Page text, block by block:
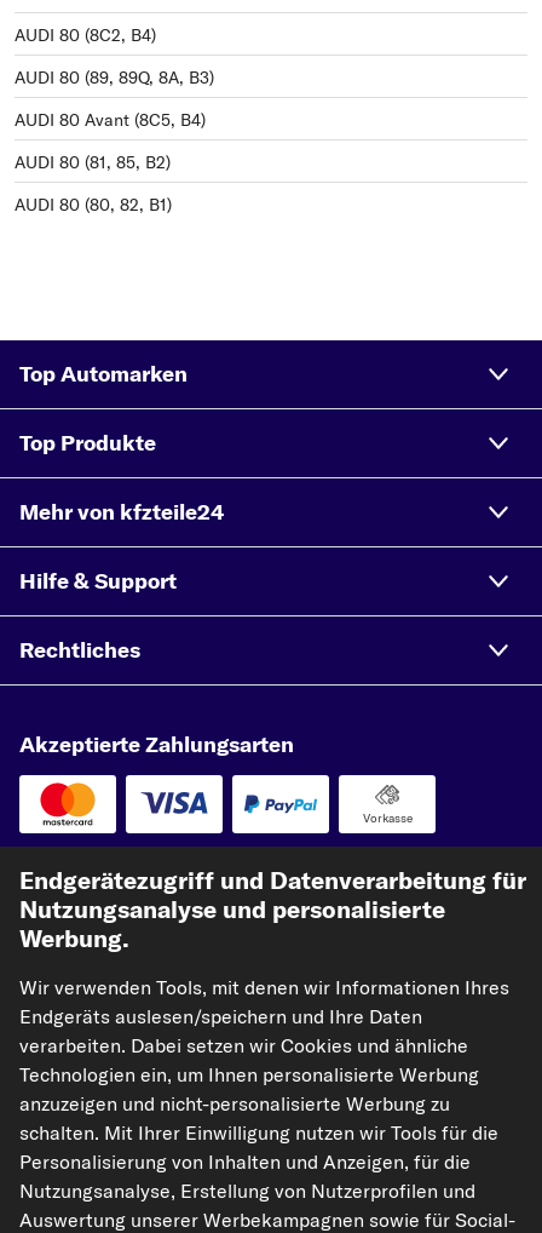
AUDI 80 (8C2, B4)
AUDI 80 (89, 89Q, 8A, B3)
AUDI 80 Avant (8C5, B4)
AUDI 80 (81, 85, B2)
AUDI 80 (80, 82, B1)
Top Automarken
Top Produkte
Mehr von kfzteile24
Hilfe & Support
Rechtliches
Akzeptierte Zahlungsarten
Vorkasse
Unsere Versandpartner
kfzteile24.de carpardoo.nl
carpardoo.fr
carpardoo.dk
Endgerätezugriff und Datenverarbeitung für
Nutzungsanalyse und personalisierte
Werbung.
Wir verwenden Tools, mit denen wir Informationen Ihres
Endgeräts auslesen/speichern und Ihre Daten
verarbeiten. Dabei setzen wir Cookies und ähnliche
Technologien ein, um Ihnen personalisierte Werbung
anzuzeigen und nicht-personalisierte Werbung zu
schalten. Mit Ihrer Einwilligung nutzen wir Tools für die
Personalisierung von Inhalten und Anzeigen, für die
Nutzungsanalyse, Erstellung von Nutzerprofilen und
Auswertung unserer Werbekampagnen sowie für Social-